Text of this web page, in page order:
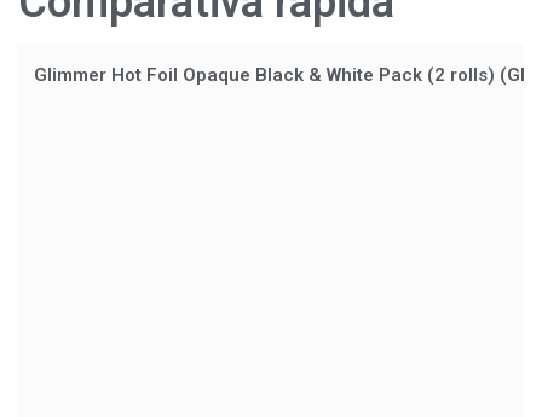
Glimmer Hot Foil Opaque Black & White Pack (2 rolls)